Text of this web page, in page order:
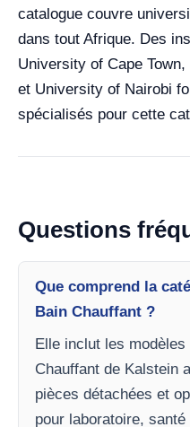
catalogue couvre
dans tout Afrique. Des
University of Cape
et University of Nairobi
spécialisés pour cette
Questions
Que comprend la
Bain Chauffant ?
Elle inclut les
Chauffant de Kalstein
pièces détachées et
pour laboratoire,